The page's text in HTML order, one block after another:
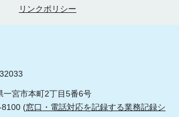
リンクポリシー
宮市本町2丁目5番6号
8100 (窓口・電話対応を記録する業務記録シ